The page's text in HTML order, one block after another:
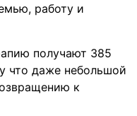
работу и
получают 385
что даже небольшой
к